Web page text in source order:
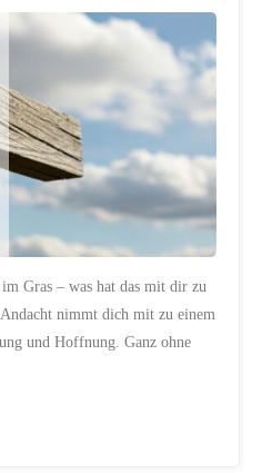
Gras – was hat das mit dir zu
nimmt dich mit zu einem
und Hoffnung. Ganz ohne